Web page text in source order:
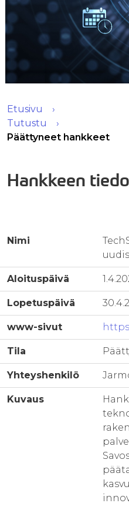
Etusivu
Tutustu
Päättyneet hankkeet
Hankkeen
Nimi
Aloituspäivä
Lopetuspäivä
www-sivut
Tila
Yhteyshenkilö
Kuvaus